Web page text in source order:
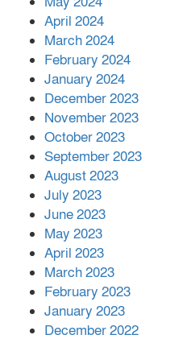
April 2024
March 2024
February 2024
January 2024
December 2023
November 2023
October 2023
September 2023
August 2023
July 2023
June 2023
May 2023
April 2023
March 2023
February 2023
January 2023
December 2022